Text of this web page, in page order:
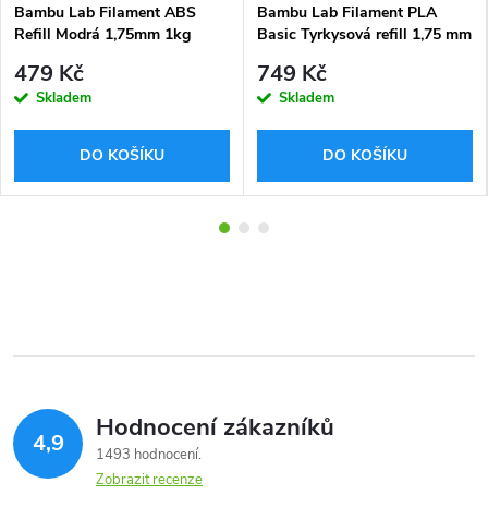
Bambu Lab Filament ABS
Refill Modrá 1,75mm 1kg
479 Kč
Skladem
DO KOŠÍKU
Bambu Lab Filament PLA
Basic Tyrkysová refill 1,75 mm
749 Kč
Skladem
DO KOŠÍKU
4,9 Hodnocení zákazníků
1493 hodnocení
Zobrazit recenze